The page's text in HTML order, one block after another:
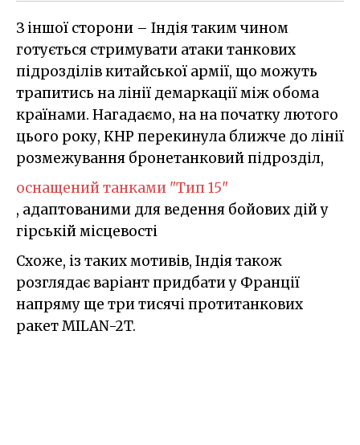
З іншої сторони – Індія таким чином
готується стримувати атаки танкових
підрозділів китайської армії, що можуть
трапитись на лінії демаркації між обома
країнами. Нагадаємо, на на початку лютого
цього року, КНР перекинула ближче до лінії
розмежування бронетанковий підрозділ,
оснащений танками "Тип 15"
, адаптованими для ведення бойових дій у
гірській місцевості
Схоже, із таких мотивів, Індія також
розглядає варіант придбати у Франції
напряму ще три тисячі протитанкових
ракет MILAN-2T.